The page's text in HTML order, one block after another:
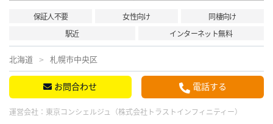
保証人不要 女性向け
同棲向け
駅近
インターネット無料
北海道 札幌市中央区
お問合わせ 電話する
運営会社： 東京コンシェルジュ（株式会社トラストインフィニティー）